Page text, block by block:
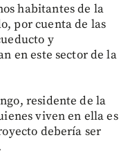
habitantes de la
por cuenta de las
y
en este sector de la
residente de la
viven en ella es
debería ser